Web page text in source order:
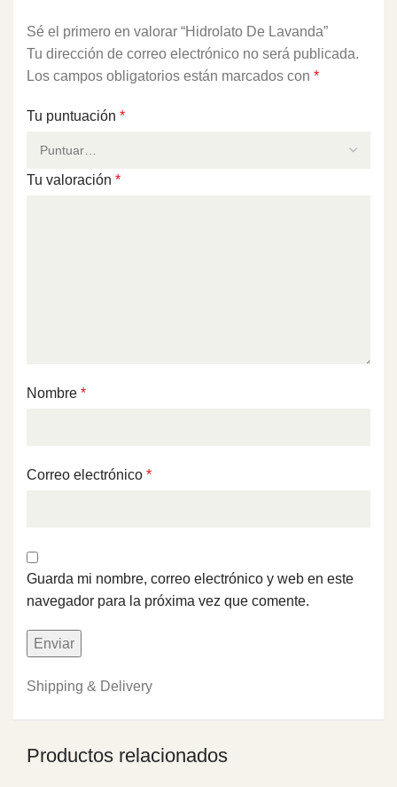
Sé el primero en valorar “Hidrolato De Lavanda”
Tu dirección de correo electrónico no será publicada.
Los campos obligatorios están marcados con *
Tu puntuación *
Tu valoración *
Nombre *
Correo electrónico *
Guarda mi nombre, correo electrónico y web en este
navegador para la próxima vez que comente.
Shipping & Delivery
Productos relacionados